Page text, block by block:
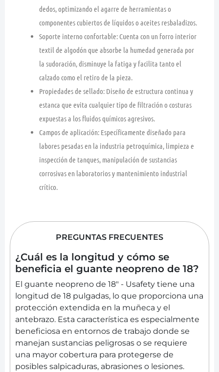
dedos, optimizando el agarre de herramientas o
componentes cubiertos de líquidos o aceites resbaladizos.
Soporte interno confortable: Cuenta con un forro interior
textil de algodón que absorbe la humedad generada por
la sudoración, disminuye la fatiga y facilita tanto el
calzado como el retiro de la pieza.
Propiedades de sellado: Diseño de estructura continua y
estanca que evita cualquier tipo de filtración o costuras
expuestas a los fluidos químicos agresivos.
Campos de aplicación: Específicamente diseñado para
labores pesadas en la industria petroquímica, limpieza e
inspección de tanques, manipulación de sustancias
corrosivas en laboratorios y mantenimiento industrial
crítico.
PREGUNTAS FRECUENTES
¿Cuál es la longitud y cómo se
beneficia el guante neopreno de 18?
El guante neopreno de 18" - Usafety tiene una
longitud de 18 pulgadas, lo que proporciona una
protección extendida en la muñeca y el
antebrazo. Esta característica es especialmente
beneficiosa en entornos de trabajo donde se
manejan sustancias peligrosas o se requiere
una mayor cobertura para protegerse de
posibles salpicaduras, abrasiones o lesiones.